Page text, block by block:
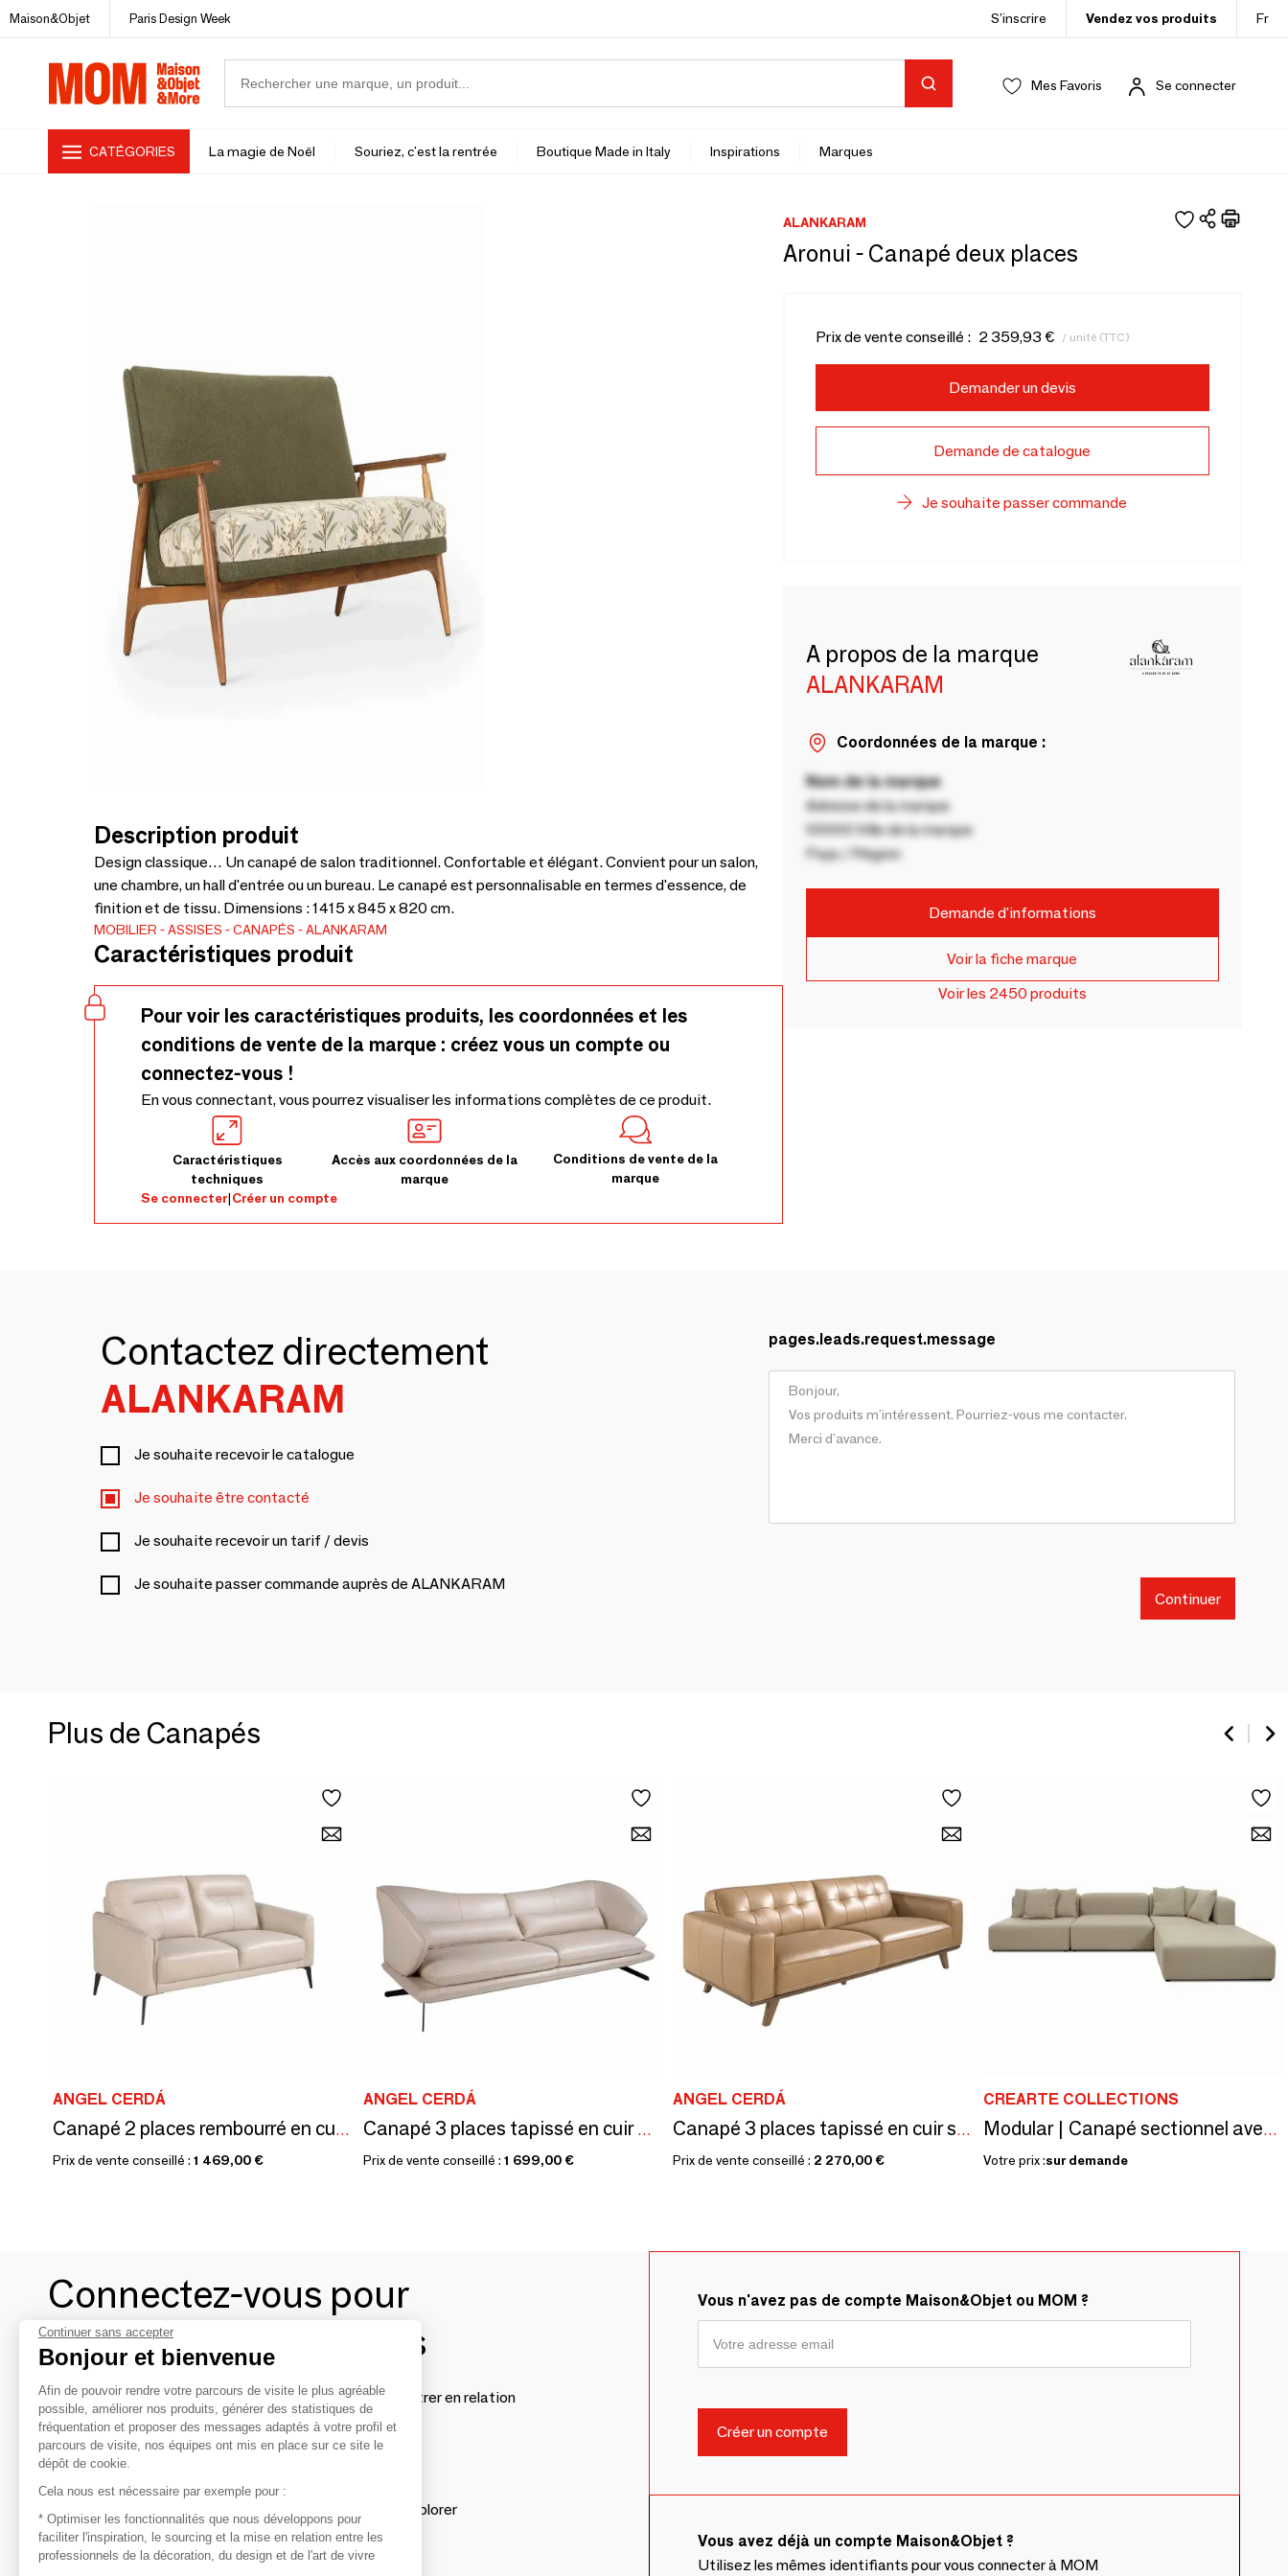
Maison&Objet Paris Design Week S’inscrire Vendez vos produits Fr
Mes Favoris Se connecter
CATÉGORIES La magie de Noël Souriez, c'est la rentrée Boutique Made in Italy Inspirations Marques
Description produit
Design classique… Un canapé de salon traditionnel. Confortable et élégant. Convient pour un salon,
une chambre, un hall d'entrée ou un bureau. Le canapé est personnalisable en termes d'essence, de
finition et de tissu. Dimensions : 1415 x 845 x 820 cm.
MOBILIER ASSISES CANAPÉS ALANKARAM
Caractéristiques produit
Pour voir les caractéristiques produits, les coordonnées et les
conditions de vente de la marque : créez vous un compte ou
connectez-vous !
En vous connectant, vous pourrez visualiser les informations complètes de ce produit.
Caractéristiques
techniques
Accès aux coordonnées de la
marque
Conditions de vente de la
marque
Se connecter|Créer un compte
ALANKARAM
Aronui - Canapé deux places
Prix de vente conseillé : 2 359,93 € / unité (TTC)
Demander un devis
Demande de catalogue
Je souhaite passer commande
A propos de la marque
ALANKARAM
Coordonnées de la marque :
Nom de la marque
Adresse de la marque
00000 Ville de la marque
Pays / Région
Demande d'informations
Voir la fiche marque
Voir les 2450 produits
Contactez directement
ALANKARAM
Je souhaite recevoir le catalogue
Je souhaite être contacté
Je souhaite recevoir un tarif / devis
Je souhaite passer commande auprès de ALANKARAM
pages.leads.request.message
Continuer
Plus de Canapés
ANGEL CERDÁ
Canapé 2 places rembourré en cuir couleur Taupe Grey
Prix de vente conseillé : 1 469,00 €
ANGEL CERDÁ
Canapé 3 places tapissé en cuir Gris Taupe
Prix de vente conseillé : 1 699,00 €
ANGEL CERDÁ
Canapé 3 places tapissé en cuir sable
Prix de vente conseillé : 2 270,00 €
CREARTE COLLECTIONS
Modular | Canapé sectionnel avec chaise longue
Votre prix :sur demande
Connectez-vous pour
contacter les marques
Afin de profiter au mieux de l'expérience MOM et de rentrer en relation
avec vos marques préférées, créez-vous un compte.
Découvrir
Les produits de milliers de fournisseurs à explorer
S'inspirer
Vous n'avez pas de compte Maison&Objet ou MOM ?
Vous avez déjà un compte Maison&Objet ?
Utilisez les mêmes identifiants pour vous connecter à MOM
Continuer sans accepter
Bonjour et bienvenue
Afin de pouvoir rendre votre parcours de visite le plus agréable
possible, améliorer nos produits, générer des statistiques de
fréquentation et proposer des messages adaptés à votre profil et
parcours de visite, nos équipes ont mis en place sur ce site le
dépôt de cookie.
Cela nous est nécessaire par exemple pour :
* Optimiser les fonctionnalités que nous développons pour
faciliter l'inspiration, le sourcing et la mise en relation entre les
professionnels de la décoration, du design et de l'art de vivre